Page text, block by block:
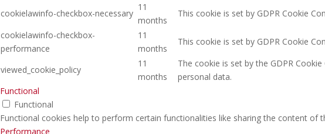
cookielawinfo-checkbox-necessary
11
months
This cookie is set by GDPR Cookie
cookielawinfo-checkbox-
performance
11
months
This cookie is set by GDPR Cookie
viewed_cookie_policy
11
months
The cookie is set by the GDPR
personal data.
Functional
Functional
Functional cookies help to perform certain functionalities like sharing the content
Performance